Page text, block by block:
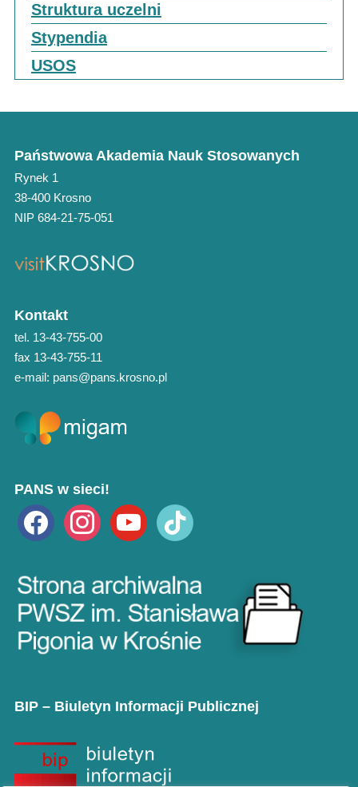
Struktura uczelni
Stypendia
USOS
Państwowa Akademia Nauk Stosowanych
Rynek 1
38-400 Krosno
NIP 684-21-75-051
Kontakt
tel. 13-43-755-00
fax 13-43-755-11
e-mail: pans@pans.krosno.pl
PANS w sieci!
facebook instagramyoutube tiktok
BIP – Biuletyn Informacji Publicznej